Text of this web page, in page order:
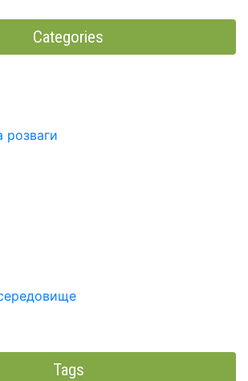
Categories
розваги
Tags